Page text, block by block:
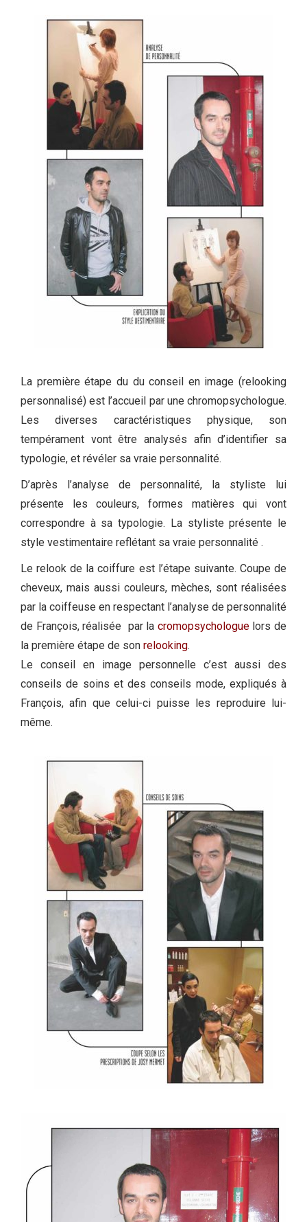
La première étape du du conseil en image (relooking
personnalisé) est l’accueil par une chromopsychologue.
Les diverses caractéristiques physique, son
tempérament vont être analysés afin d’identifier sa
typologie, et révéler sa vraie personnalité.
D’après l’analyse de personnalité, la styliste lui
présente les couleurs, formes matières qui vont
correspondre à sa typologie. La styliste présente le
style vestimentaire reflétant sa vraie personnalité .
Le relook de la coiffure est l’étape suivante. Coupe de
cheveux, mais aussi couleurs, mèches, sont réalisées
par la coiffeuse en respectant l’analyse de personnalité
de François, réalisée par la cromopsychologuelors de
la première étape de son relooking.
Le conseil en image personnelle c’est aussi des
conseils de soins et des conseils mode, expliqués à
François, afin que celui-ci puisse les reproduire lui-
même.